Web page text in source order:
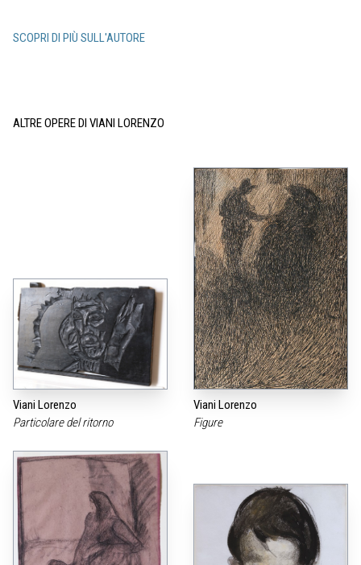
SCOPRI DI PIÙ SULL'AUTORE
ALTRE OPERE DI VIANI LORENZO
Viani Lorenzo
Particolare del ritorno
Viani Lorenzo
Figure